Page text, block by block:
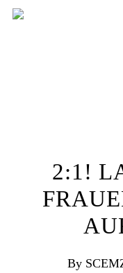
Skip
2:1!
By